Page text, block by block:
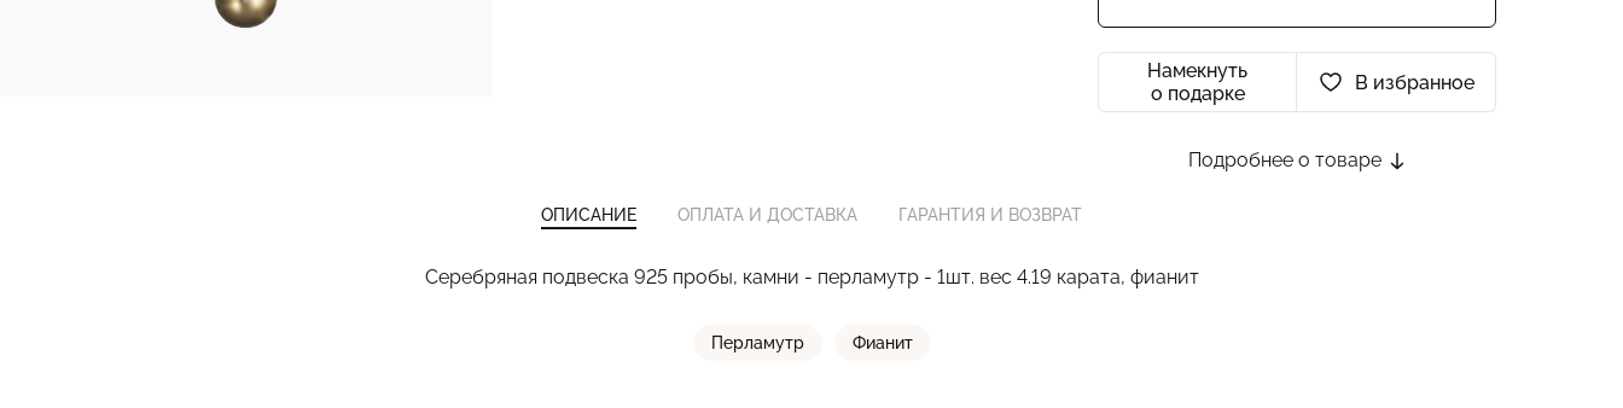
Намекнуть
о подарке
В избранное
Подробнее о товаре
ОПИСАНИЕ ОПЛАТА И ДОСТАВКА ГАРАНТИЯ И ВОЗВРАТ
Серебряная подвеска 925 пробы, камни - перламутр - 1шт. вес 4.19 карата, фианит
Перламутр Фианит